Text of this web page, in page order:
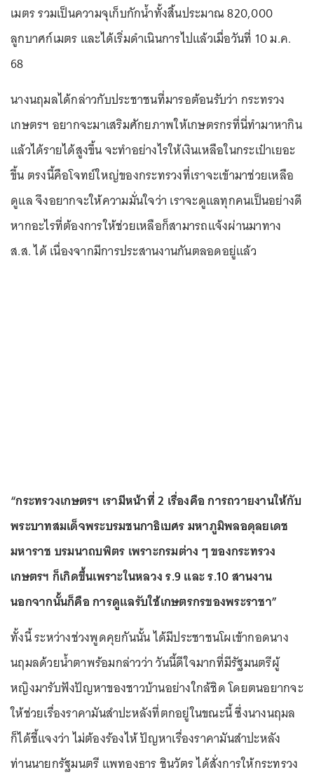
เมตร รวมเป็นความจุเก็บกักน้ำทั้งสิ้นประมาณ 820,000
ลูกบาศก์เมตร และได้เริ่มดำเนินการไปแล้วเมื่อวันที่ 10 ม.ค.
68
นางนฤมลได้กล่าวกับประชาชนที่มารอต้อนรับว่า กระทรวง
เกษตรฯ อยากจะมาเสริมศักยภาพให้เกษตรกรที่นี่ทำมาหากิน
แล้วได้รายได้สูงขึ้น จะทำอย่างไรให้เงินเหลือในกระเป๋าเยอะ
ขึ้น ตรงนี้คือโจทย์ใหญ่ของกระทรวงที่เราจะเข้ามาช่วยเหลือ
ดูแล จึงอยากจะให้ความมั่นใจว่า เราจะดูแลทุกคนเป็นอย่างดี
หากอะไรที่ต้องการให้ช่วยเหลือก็สามารถแจ้งผ่านมาทาง
ส.ส. ได้ เนื่องจากมีการประสานงานกันตลอดอยู่แล้ว
“กระทรวงเกษตรฯ เรามีหน้าที่ 2 เรื่องคือ การถวายงานให้กับ
พระบาทสมเด็จพระบรมชนกาธิเบศร มหาภูมิพลอดุลยเดช
มหาราช บรมนาถบพิตร เพราะกรมต่าง ๆ ของกระทรวง
เกษตรฯ ก็เกิดขึ้นเพราะในหลวง ร.9 และ ร.10 สานงาน
นอกจากนั้นก็คือ การดูแลรับใช้เกษตรกรของพระราชา”
ทั้งนี้ ระหว่างช่วงพูดคุยกันนั้น ได้มีประชาชนโผเข้ากอดนาง
นฤมลด้วยน้ำตาพร้อมกล่าวว่า วันนี้ดีใจมากที่มีรัฐมนตรีผู้
หญิงมารับฟังปัญหาของชาวบ้านอย่างใกล้ชิด โดยตนอยากจะ
ให้ช่วยเรื่องราคามันสำปะหลังที่ตกอยู่ในขณะนี้ ซึ่งนางนฤมล
ก็ได้ชี้แจงว่า ไม่ต้องร้องไห้ ปัญหาเรื่องราคามันสำปะหลัง
ท่านนายกรัฐมนตรี แพทองธาร ชินวัตร ได้สั่งการให้กระทรวง